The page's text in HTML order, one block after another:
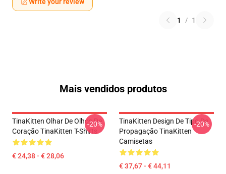
1 / 1
Mais vendidos produtos
TinaKitten Olhar De Olhos De
Coração TinaKitten T-Shirts
€ 24,38 - € 28,06
-20%
TinaKitten Design De Tipo De
Propagação TinaKitten
Camisetas
€ 37,67 - € 44,11
-20%